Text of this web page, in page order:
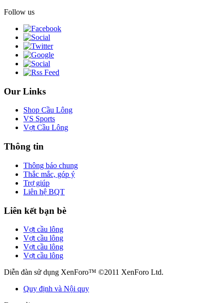
Follow us
Our Links
Shop Cầu Lông
VS Sports
Vợt Cầu Lông
Thông tin
Thông báo chung
Thắc mắc, góp ý
Trợ giúp
Liên hệ BQT
Liên kết bạn bè
Vợt cầu lông
Vợt cầu lông
Vợt cầu lông
Vợt cầu lông
Diễn đàn sử dụng XenForo™ ©2011 XenForo Ltd.
Quy định và Nội quy